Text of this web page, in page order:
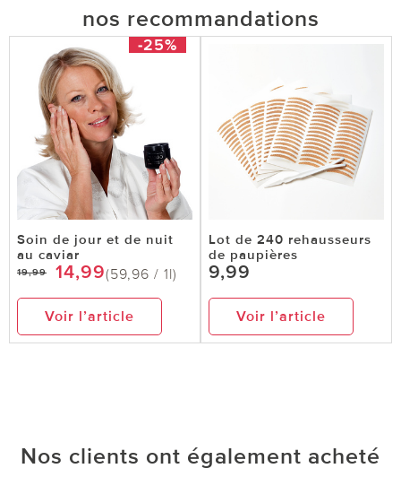
nos recommandations
-25%
Soin de jour et de nuit
au caviar
19,99 14,99(59,96 / 1l)
Voir l’article
Lot de 240 rehausseurs
de paupières
9,99
Voir l’article
Nos clients ont également acheté